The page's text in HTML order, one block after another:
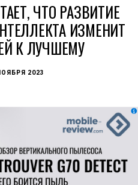
ЧТО РАЗВИТИЕ
ИЗМЕНИТ
К ЛУЧШЕМУ
2023